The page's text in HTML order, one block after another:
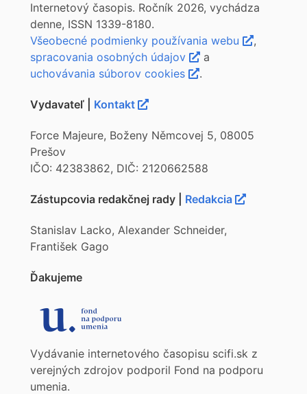
Internetový časopis. Ročník 2026, vychádza
denne, ISSN 1339-8180.
Všeobecné podmienky používania webu
,
spracovania osobných údajov
a
uchovávania súborov cookies
.
Vydavateľ | Kontakt
Force Majeure, Boženy Němcovej 5, 08005
Prešov
IČO: 42383862, DIČ: 2120662588
Zástupcovia redakčnej rady | Redakcia
Stanislav Lacko, Alexander Schneider,
František Gago
Ďakujeme
Vydávanie internetového časopisu scifi.sk z
verejných zdrojov podporil Fond na podporu
umenia.